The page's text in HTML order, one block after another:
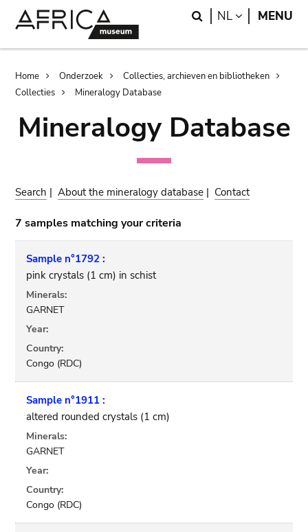
Search
NL LANGUAGE
MENU
Breadcrumb
Home Onderzoek
Collecties, archieven en bibliotheken
Collecties
Mineralogy Database
Mineralogy Database
Search |About the mineralogy database | Contact
7 samples matching your criteria
Sample n°1792 :
pink crystals (1 cm) in schist
Minerals:
GARNET
Year:
Country:
Congo (RDC)
Sample n°1911 :
altered rounded crystals (1 cm)
Minerals:
GARNET
Year:
Country:
Congo (RDC)